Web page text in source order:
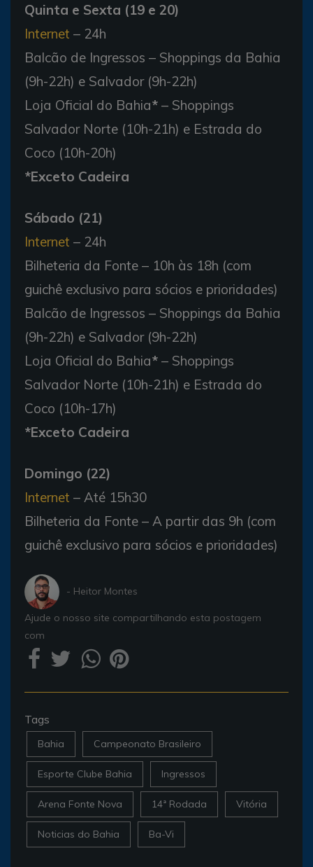
Quinta e Sexta (19 e 20)
Internet – 24h
Balcão de Ingressos – Shoppings da Bahia
(9h-22h) e Salvador (9h-22h)
Loja Oficial do Bahia* – Shoppings
Salvador Norte (10h-21h) e Estrada do
Coco (10h-20h)
*Exceto Cadeira
Sábado (21)
Internet – 24h
Bilheteria da Fonte – 10h às 18h (com
guichê exclusivo para sócios e prioridades)
Balcão de Ingressos – Shoppings da Bahia
(9h-22h) e Salvador (9h-22h)
Loja Oficial do Bahia* – Shoppings
Salvador Norte (10h-21h) e Estrada do
Coco (10h-17h)
*Exceto Cadeira
Domingo (22)
Internet – Até 15h30
Bilheteria da Fonte – A partir das 9h (com
guichê exclusivo para sócios e prioridades)
- Heitor Montes
Ajude o nosso site compartilhando esta postagem
com
Tags
Bahia Campeonato Brasileiro
Esporte Clube Bahia Ingressos
Arena Fonte Nova 14ª Rodada Vitória
Noticias do Bahia Ba-Vi